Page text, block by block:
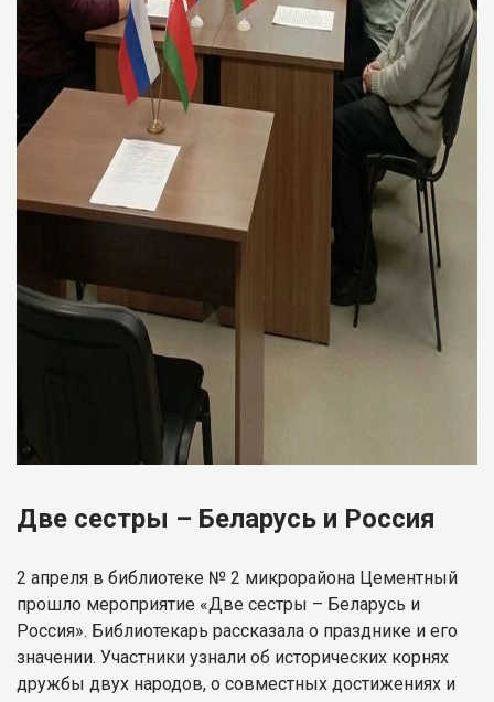
Две сестры – Беларусь и Россия
2 апреля в библиотеке № 2 микрорайона Цементный
прошло мероприятие «Две сестры – Беларусь и
Россия». Библиотекарь рассказала о празднике и его
значении. Участники узнали об исторических корнях
дружбы двух народов, о совместных достижениях и